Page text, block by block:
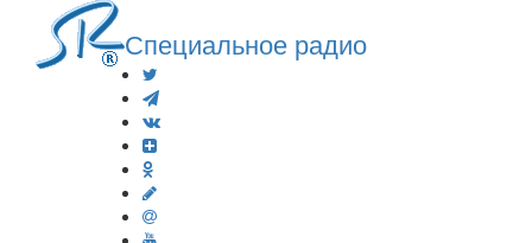
Специальное радио